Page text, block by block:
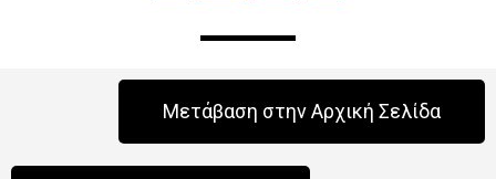
Μετάβαση στην Αρχική Σελίδα